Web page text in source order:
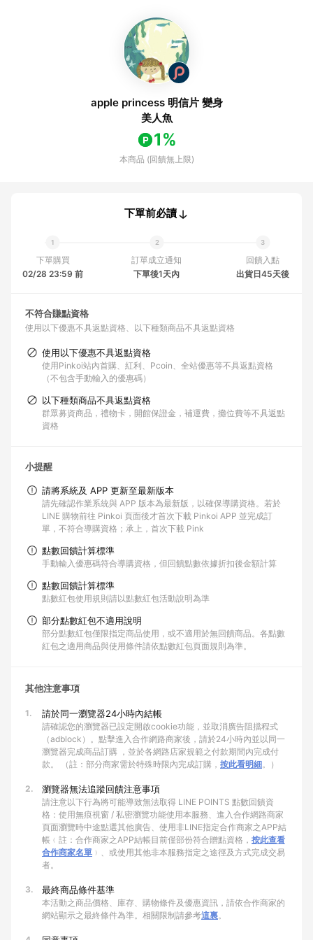
apple princess 明信片 變身
美人魚
1%
本商品 (回饋無上限)
下單前必讀
下單購買
02/28 23:59 前
訂單成立通知
下單後1天內
回饋入點
出貨日45天後
不符合賺點資格
使用以下優惠不具返點資格 以下種類商品不具返點資格
使用以下優惠不具返點資格
使用Pinkoi站內首購、紅利、Pcoin、全站優惠等不具返點資格
（不包含手動輸入的優惠碼）
以下種類商品不具返點資格
群眾募資商品，禮物卡，開館保證金，補運費，攤位費等不具返點
資格
小提醒
請將系統及 APP 更新至最新版本
請先確認作業系統與 APP 版本為最新版，以確保導購資格。若於
LINE 購物前往 Pinkoi 頁面後才首次下載 Pinkoi APP 並完成訂
單，不符合導購資格；承上，首次下載 Pink
點數回饋計算標準
手動輸入優惠碼符合導購資格，但回饋點數依據折扣後金額計算
點數回饋計算標準
點數紅包使用規則請以點數紅包活動說明為準
部分點數紅包不適用說明
部分點數紅包僅限指定商品使用，或不適用於無回饋商品。各點數
紅包之適用商品與使用條件請依點數紅包頁面規則為準。
其他注意事項
1. 請於同一瀏覽器24小時內結帳
請確認您的瀏覽器已設定開啟cookie功能，並取消廣告阻擋程式
（adblock）。點擊進入合作網路商家後，請於24小時內並以同一
瀏覽器完成商品訂購 ，並於各網路店家規範之付款期間內完成付
款。 （註：部分商家需於特殊時限內完成訂購， 按此看明細。）
2. 瀏覽器無法追蹤回饋注意事項
請注意以下行為將可能導致無法取得 LINE POINTS 點數回饋資
格：使用無痕視窗 / 私密瀏覽功能使用本服務、進入合作網路商家
頁面瀏覽時中途點選其他廣告、使用非LINE指定合作商家之APP結
帳﹙註：合作商家之APP結帳目前僅部份符合贈點資格， 按此查看
合作商家名單 ﹚、或使用其他非本服務指定之途徑及方式完成交易
者。
3. 最終商品條件基準
本活動之商品價格、庫存、購物條件及優惠資訊，請依合作商家的
網站顯示之最終條件為準。相關限制請參考這裏。